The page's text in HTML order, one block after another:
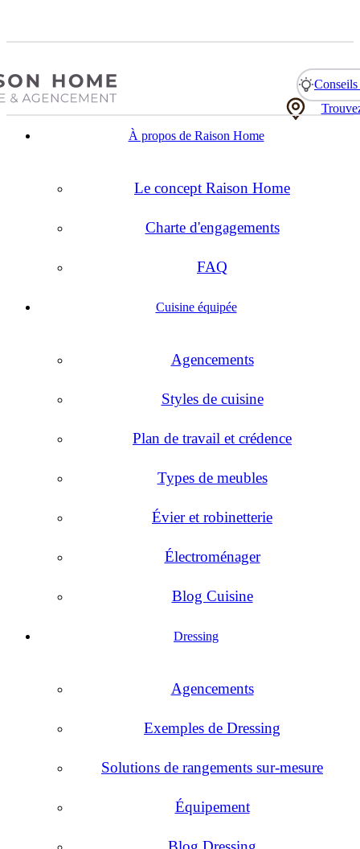
Conseils
À propos de Raison Home
Le concept Raison Home
Charte d'engagements
FAQ
Cuisine équipée
Agencements
Styles de cuisine
Plan de travail et crédence
Types de meubles
Évier et robinetterie
Électroménager
Blog Cuisine
Dressing
Agencements
Exemples de Dressing
Solutions de rangements sur-mesure
Équipement